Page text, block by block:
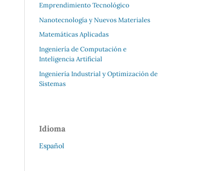
Emprendimiento Tecnológico
Nanotecnología y Nuevos Materiales
Matemáticas Aplicadas
Ingeniería de Computación e
Inteligencia Artificial
Ingeniería Industrial y Optimización de
Sistemas
Idioma
Español